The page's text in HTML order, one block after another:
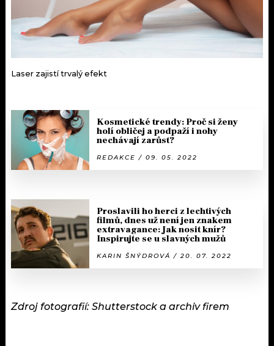
Laser zajistí trvalý efekt
Kosmetické trendy: Proč si ženy
holí obličej a podpaží i nohy
nechávají zarůst?
REDAKCE / 09. 05. 2022
Proslavili ho herci z lechtivých
filmů, dnes už není jen znakem
extravagance: Jak nosit knír?
Inspirujte se u slavných mužů
KARIN ŠNÝDROVÁ / 20. 07. 2022
Zdroj fotografií: Shutterstock a archiv firem